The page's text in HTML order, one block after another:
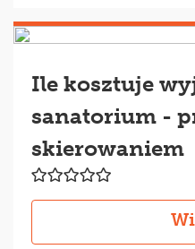
Ile kosztuje
sanatorium -
skierowaniem